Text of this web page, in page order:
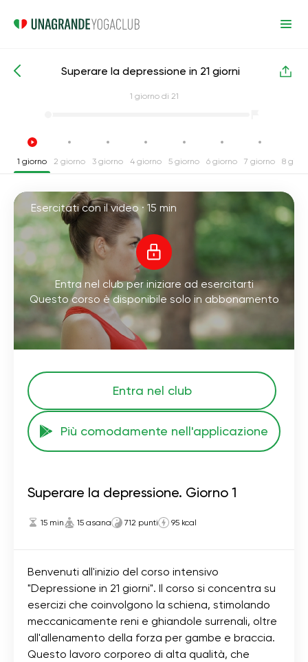
Corsi intensivi di yoga Depressione
Superare la depressione in 21 giorni
1 giorno di 21
1 giorno 2 giorno 3 giorno 4 giorno 5 giorno 6 giorno 7 giorno 8
Esercitati con il video · 15 min
Entra nel club per iniziare ad esercitarti
Questo corso è disponibile solo in abbonamento
Entra nel club
Più comodamente nell'applicazione
Superare la depressione. Giorno 1
15 min 15 asana 712 punti 95 kcal
Benvenuti all'inizio del corso intensivo
"Depressione in 21 giorni". Il corso si concentra su
esercizi che coinvolgono la schiena, stimolando
meccanicamente reni e ghiandole surrenali, oltre
all'allenamento della forza per gambe e braccia.
Questo lavoro corporeo di alta qualità, che